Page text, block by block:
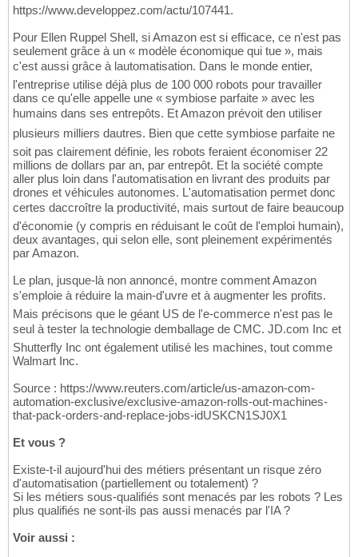
https://www.developpez.com/actu/107441.
Pour Ellen Ruppel Shell, si Amazon est si efficace, ce n'est pas
seulement grâce à un « modèle économique qui tue », mais
c'est aussi grâce à lautomatisation. Dans le monde entier,
l'entreprise utilise déjà plus de 100 000 robots pour travailler
dans ce qu'elle appelle une « symbiose parfaite » avec les
humains dans ses entrepôts. Et Amazon prévoit den utiliser
plusieurs milliers dautres. Bien que cette symbiose parfaite ne
soit pas clairement définie, les robots feraient économiser 22
millions de dollars par an, par entrepôt. Et la société compte
aller plus loin dans l'automatisation en livrant des produits par
drones et véhicules autonomes. L'automatisation permet donc
certes daccroître la productivité, mais surtout de faire beaucoup
d'économie (y compris en réduisant le coût de l'emploi humain),
deux avantages, qui selon elle, sont pleinement expérimentés
par Amazon.
Le plan, jusque-là non annoncé, montre comment Amazon
s'emploie à réduire la main-d'uvre et à augmenter les profits.
Mais précisons que le géant US de l'e-commerce n'est pas le
seul à tester la technologie demballage de CMC. JD.com Inc et
Shutterfly Inc ont également utilisé les machines, tout comme
Walmart Inc.
Source : https://www.reuters.com/article/us-amazon-com-
automation-exclusive/exclusive-amazon-rolls-out-machines-
that-pack-orders-and-replace-jobs-idUSKCN1SJ0X1
Et vous ?
Existe-t-il aujourd'hui des métiers présentant un risque zéro
d'automatisation (partiellement ou totalement) ?
Si les métiers sous-qualifiés sont menacés par les robots ? Les
plus qualifiés ne sont-ils pas aussi menacés par l'IA ?
Voir aussi :